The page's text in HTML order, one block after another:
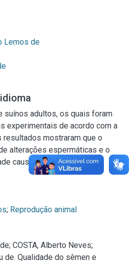
Lemos de
suínos adultos, os quais foram
experimentais de acordo com a
resultados mostraram que o
alterações espermáticas e o
causam uma redução no
; Reprodução animal
COSTA, Alberto Neves;
de. Qualidade do sêmen e